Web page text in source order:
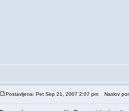
Postavljena: Pet Sep 21, 2007 2:07 pm Naslov